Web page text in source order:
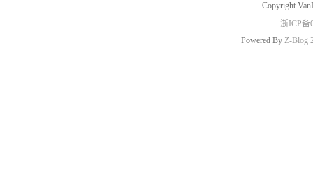
Copyright
浙ICP备
Powered By Z-Blog